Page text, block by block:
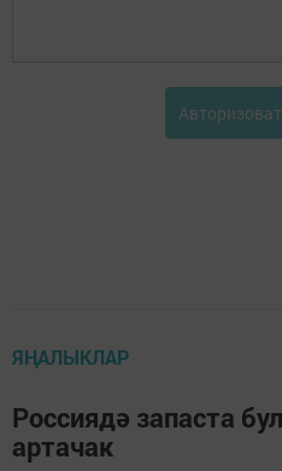
ЯҢАЛЫКЛАР
Россиядә запаста
артачак